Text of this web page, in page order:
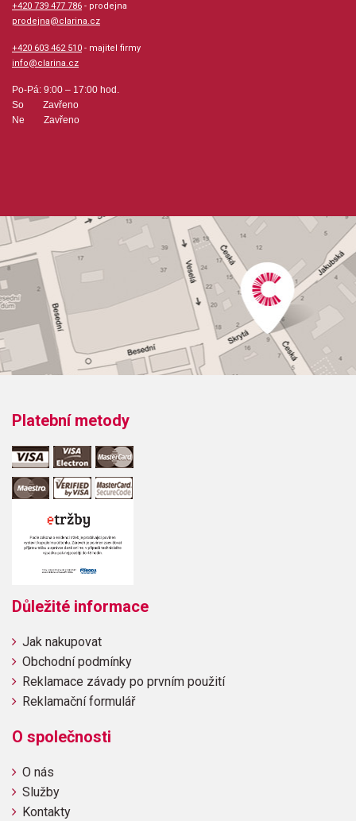
+420 739 477 786 - prodejna
prodejna@clarina.cz
+420 603 462 510 - majitel firmy
info@clarina.cz
Po-Pá: 9:00 – 17:00 hod.
So Zavřeno
Ne Zavřeno
Platební metody
Důležité informace
Jak nakupovat
Obchodní podmínky
Reklamace závady po prvním použití
Reklamační formulář
O společnosti
O nás
Služby
Kontakty